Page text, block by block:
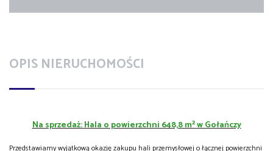
OPIS NIERUCHOMOŚCI
Na sprzedaż: Hala o powierzchni 648,8 m² w Gołańczy
Przedstawiamy wyjątkową okazję zakupu hali przemysłowej o łącznej powierzchni